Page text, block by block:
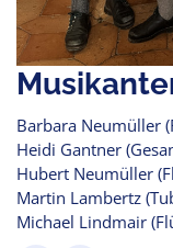
Barbara Neumüller
Heidi Gantner
Hubert Neumüller
Martin Lambertz
Michael Lindmair